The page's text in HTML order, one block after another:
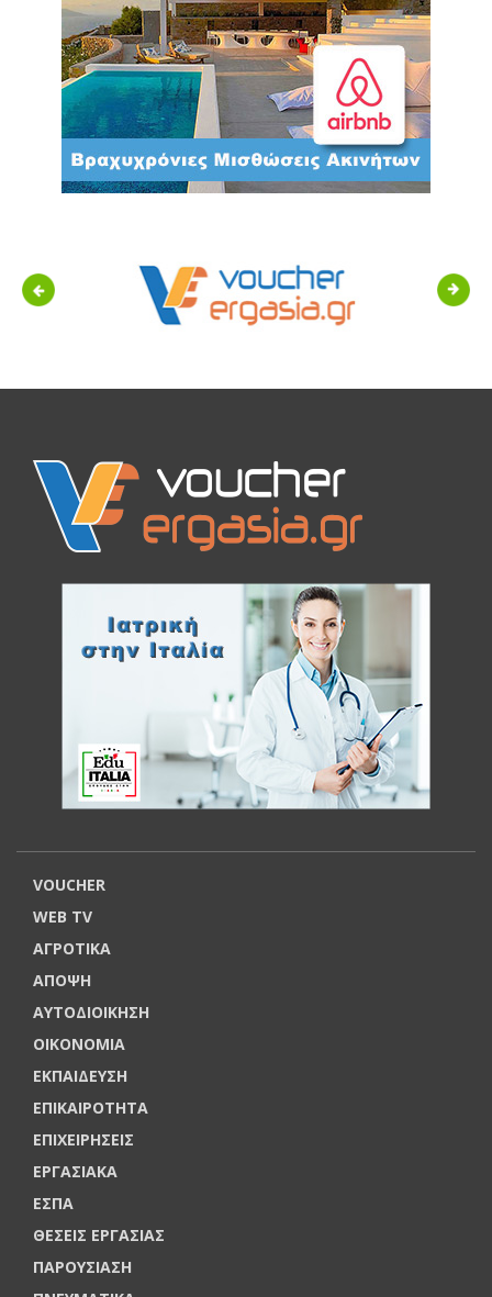
Previous Next
VOUCHER
WEB TV
ΑΓΡΟΤΙΚΑ
ΑΠΟΨΗ
ΑΥΤΟΔΙΟΙΚΗΣΗ
ΟΙΚΟΝΟΜΙΑ
ΕΚΠΑΙΔΕΥΣΗ
ΕΠΙΚΑΙΡΟΤΗΤΑ
ΕΠΙΧΕΙΡΗΣΕΙΣ
ΕΡΓΑΣΙΑΚΑ
ΕΣΠΑ
ΘΕΣΕΙΣ ΕΡΓΑΣΙΑΣ
ΠΑΡΟΥΣΙΑΣΗ